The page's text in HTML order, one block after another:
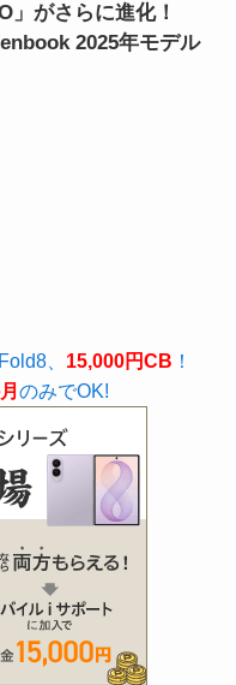
」がさらに進化！
2025年モデル
、 15,000円CB ！
のみでOK!